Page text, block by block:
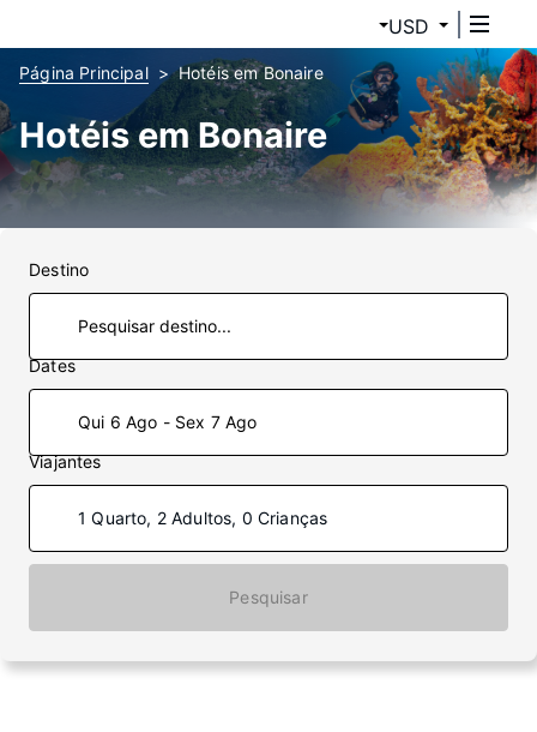
USD
Página Principal Hotéis em Bonaire
Hotéis em Bonaire
Destino
Dates
Qui 6 Ago - Sex 7 Ago
Viajantes
1 Quarto, 2 Adultos, 0 Crianças
Pesquisar